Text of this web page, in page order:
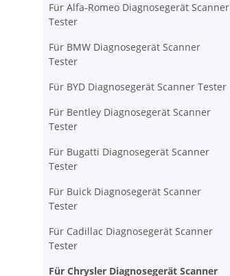
Für Alfa-Romeo Diagnosegerät Scanner
Tester
Für BMW Diagnosegerät Scanner
Tester
Für BYD Diagnosegerät Scanner Tester
Für Bentley Diagnosegerät Scanner
Tester
Für Bugatti Diagnosegerät Scanner
Tester
Für Buick Diagnosegerät Scanner
Tester
Für Cadillac Diagnosegerät Scanner
Tester
Für Chrysler Diagnosegerät Scanner